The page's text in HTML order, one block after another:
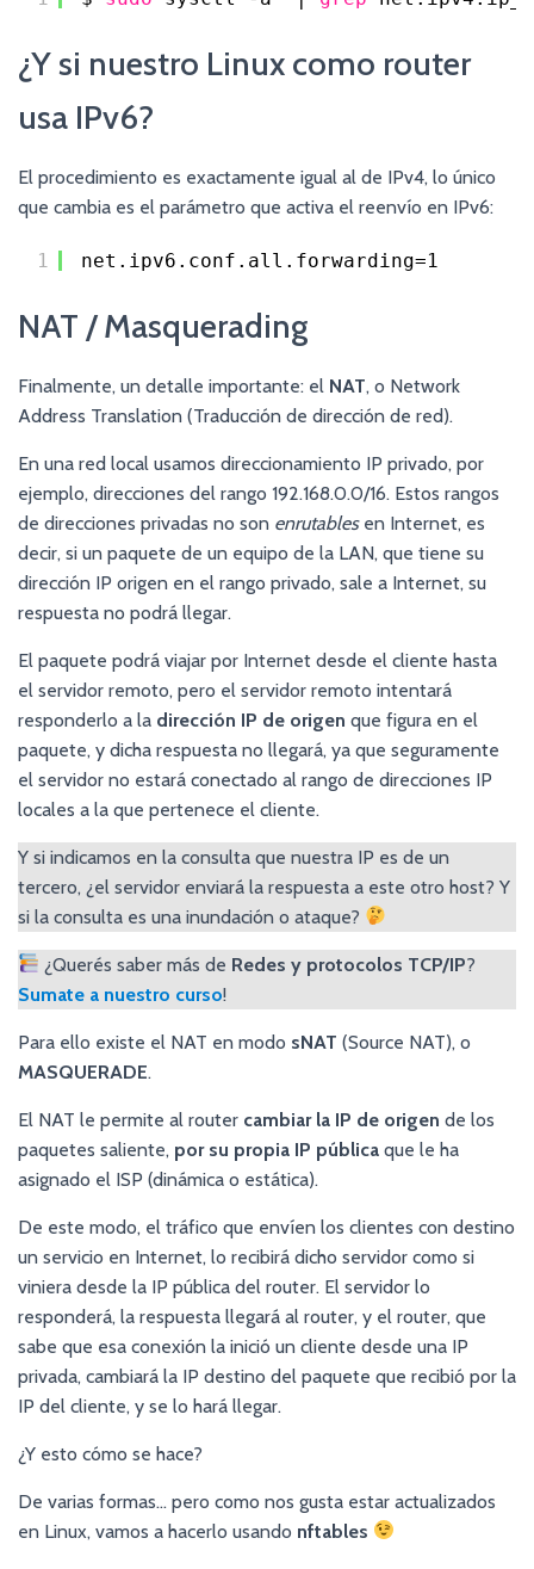
¿Y si nuestro Linux como router
usa IPv6?
El procedimiento es exactamente igual al de IPv4, lo único
que cambia es el parámetro que activa el reenvío en IPv6:
1 net.ipv6.conf.all.forwarding=1
NAT / Masquerading
Finalmente, un detalle importante: el NAT, o Network
Address Translation (Traducción de dirección de red).
En una red local usamos direccionamiento IP privado, por
ejemplo, direcciones del rango 192.168.0.0/16. Estos rangos
de direcciones privadas no son enrutablesen Internet, es
decir, si un paquete de un equipo de la LAN, que tiene su
dirección IP origen en el rango privado, sale a Internet, su
respuesta no podrá llegar.
El paquete podrá viajar por Internet desde el cliente hasta
el servidor remoto, pero el servidor remoto intentará
responderlo a la dirección IP de origen que figura en el
paquete, y dicha respuesta no llegará, ya que seguramente
el servidor no estará conectado al rango de direcciones IP
locales a la que pertenece el cliente.
Y si indicamos en la consulta que nuestra IP es de un
tercero, ¿el servidor enviará la respuesta a este otro host? Y
si la consulta es una inundación o ataque?
¿Querés saber más de Redes y protocolos TCP/IP?
Sumate a nuestro curso!
Para ello existe el NAT en modo sNAT (Source NAT), o
MASQUERADE.
El NAT le permite al router cambiar la IP de origen de los
paquetes saliente, por su propia IP pública que le ha
asignado el ISP (dinámica o estática).
De este modo, el tráfico que envíen los clientes con destino
un servicio en Internet, lo recibirá dicho servidor como si
viniera desde la IP pública del router. El servidor lo
responderá, la respuesta llegará al router, y el router, que
sabe que esa conexión la inició un cliente desde una IP
privada, cambiará la IP destino del paquete que recibió por la
IP del cliente, y se lo hará llegar.
¿Y esto cómo se hace?
De varias formas… pero como nos gusta estar actualizados
en Linux, vamos a hacerlo usando nftables